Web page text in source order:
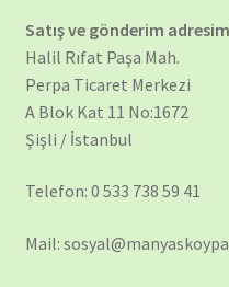
Satış ve gönderim
Halil Rıfat Paşa Mah.
Perpa Ticaret Merkezi
A Blok Kat 11 No:1672
Şişli / İstanbul
Telefon: 0 533 738 59 41
Mail: